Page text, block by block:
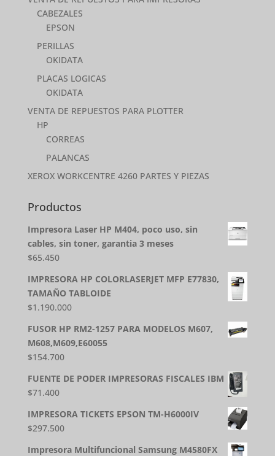
CABEZALES
EPSON
PERILLAS
OKIDATA
PLACAS LOGICAS
OKIDATA
VENTA DE REPUESTOS PARA PLOTTER
HP
CORREAS
PALANCAS
XEROX WORKCENTRE 4260 PARTES Y PIEZAS
Productos
Impresora Laser HP M404, poco uso, sin
cables, sin toner, garantia 3 meses
$65.450
IMPRESORA HP COLORLASERJET MFP E77830,
TAMAÑO TABLOIDE
$1.190.000
FUSOR HP RM2-1257 PARA MODELOS M607,
M608,M609,E60055
$154.700
FUENTE DE PODER IMPRESORAS FISCALES IBM
$71.400
IMPRESORA TICKETS EPSON TM-H6000IV
$297.500
Impresora Multifuncional Samsung M4580FX